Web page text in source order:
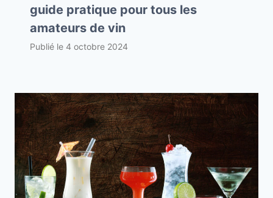
guide pratique pour tous les
amateurs de vin
Publié le 4 octobre 2024